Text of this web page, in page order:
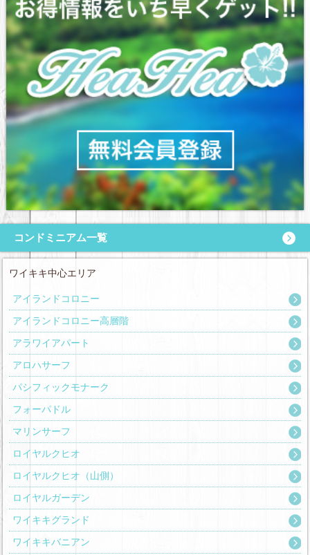
コンドミニアム一覧
ワイキキ中心エリア
アイランドコロニー
アイランドコロニー高層階
アラワイアパート
アロハサーフ
パシフィックモナーク
フォーパドル
マリンサーフ
ロイヤルクヒオ
ロイヤルクヒオ（山側）
ロイヤルガーデン
ワイキキグランド
ワイキキバニアン